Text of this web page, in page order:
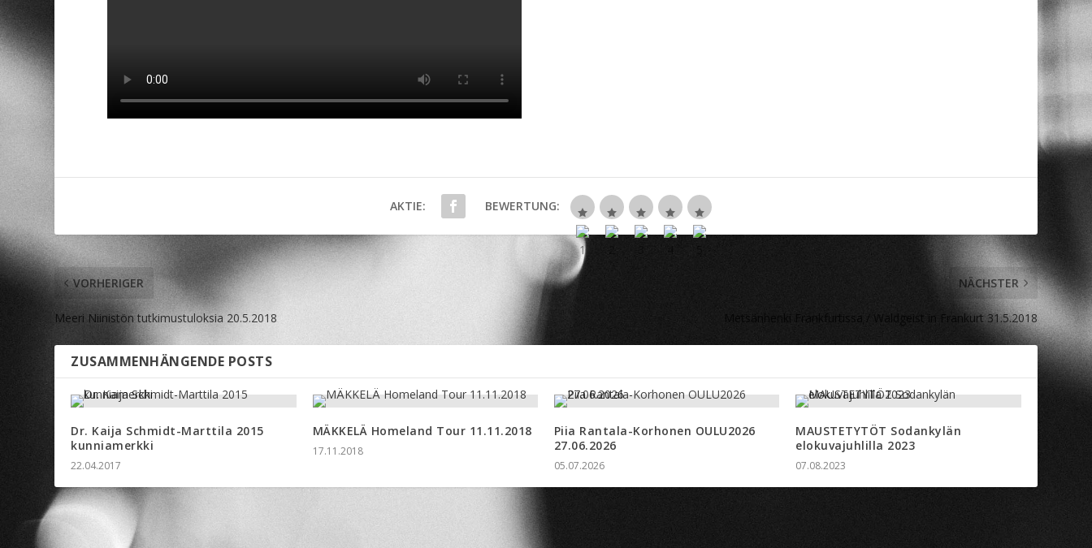
AKTIE: BEWERTUNG:
VORHERIGER
Meeri Niinistön tutkimustuloksia 20.5.2018
NÄCHSTER
Metsänhenki Frankfurtissa / Waldgeist in Frankurt 31.5.2018
ZUSAMMENHÄNGENDE POSTS
Dr. Kaija Schmidt-Marttila 2015
kunniamerkki
22.04.2017
MÄKKELÄ Homeland Tour 11.11.2018
17.11.2018
Piia Rantala-Korhonen OULU2026
27.06.2026
05.07.2026
MAUSTETYTÖT Sodankylän
elokuvajuhlilla 2023
07.08.2023